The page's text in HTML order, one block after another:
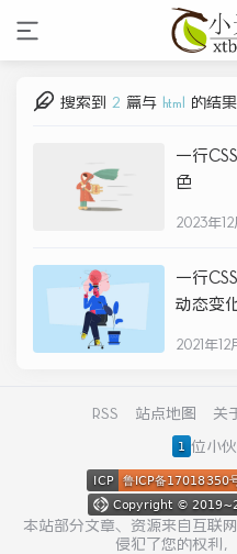
搜索到 2 篇与 html 的结果
一行
色
2023年12
一行
动态变
2021年12
RSS 站点地图 关
位小伙
本站部分文章、资源来自互联
侵犯了您的权利